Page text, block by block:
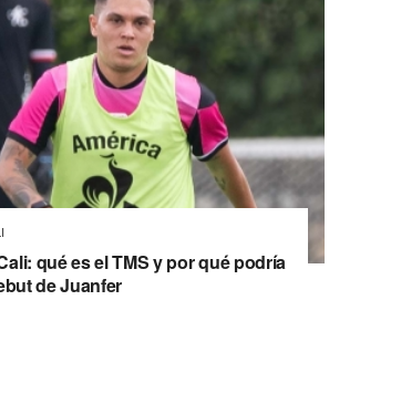
qué es el TMS y por qué podría
de Juanfer